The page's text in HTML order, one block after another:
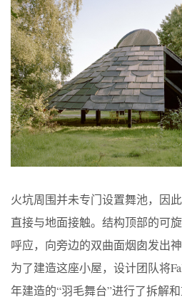
火坑周围并未专门设置舞池，因
直接与地面接触。结构顶部的可
呼应，向旁边的双曲面烟囱发出神
为了建造这座小屋，设计团队将
年建造的“羽毛舞台”进行了拆解